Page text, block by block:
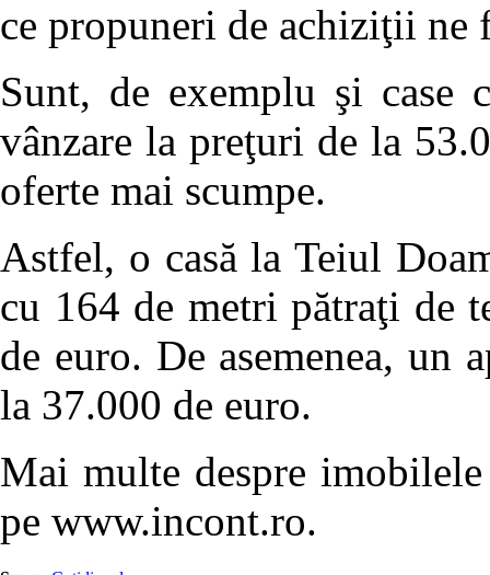
ce propuneri de achiziţii ne
Sunt, de exemplu şi case
vânzare la preţuri de la
oferte mai scumpe.
Astfel, o casă la Teiul
cu 164 de metri pătraţi de
de euro. De asemenea, un
la 37.000 de euro.
Mai multe despre
pe www.incont.ro.